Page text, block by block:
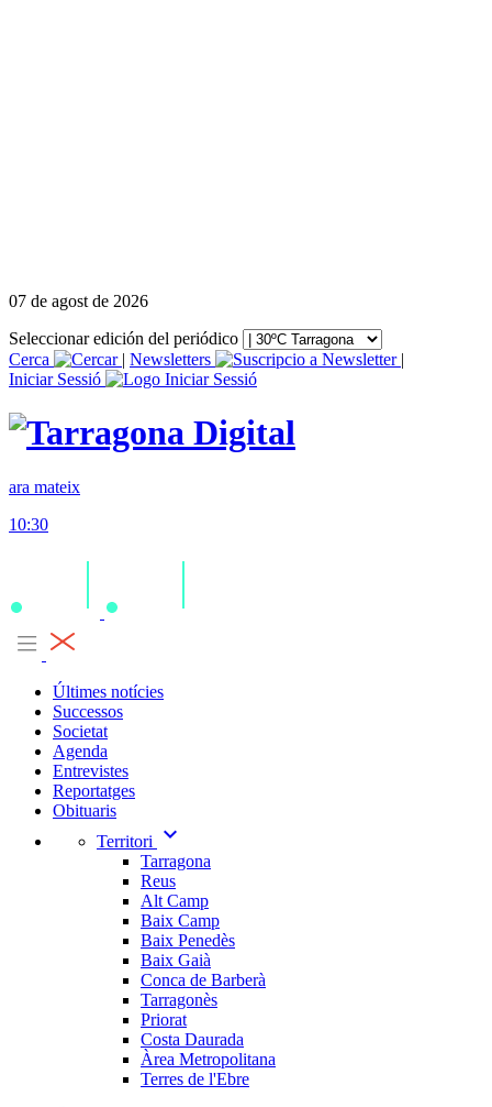
07 de agost de 2026
Seleccionar edición del periódico
Cerca
| Newsletters
|
Iniciar Sessió
ara mateix
10:30
Últimes notícies
Successos
Societat
Agenda
Entrevistes
Reportatges
Obituaris
Territori
expand_more
Tarragona
Reus
Alt Camp
Baix Camp
Baix Penedès
Baix Gaià
Conca de Barberà
Tarragonès
Priorat
Costa Daurada
Àrea Metropolitana
Terres de l'Ebre